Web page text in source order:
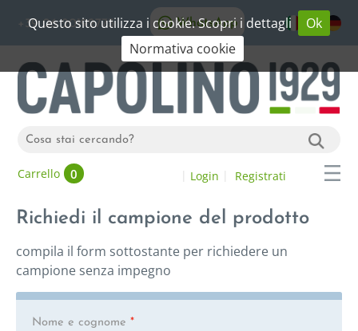
Questo sito utilizza i cookie. Scopri i dettagli
Ok
Normativa cookie
+39 06 20192773 WhatsApp
Carrello 0 Login Registrati
Richiedi il campione del prodotto
compila il form sottostante per richiedere un
campione senza impegno
Nome e cognome *